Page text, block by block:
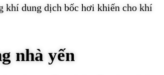
khí dung dịch bốc hơi khiến cho khí
nhà yến